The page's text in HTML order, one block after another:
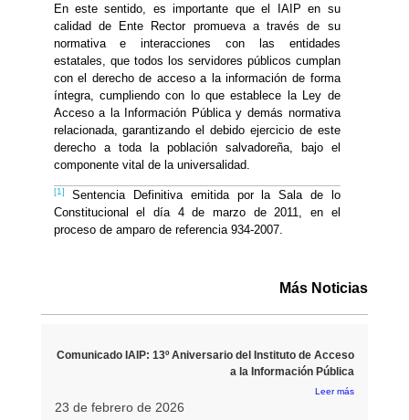
En este sentido, es importante que el IAIP en su
calidad de Ente Rector promueva a través de su
normativa e interacciones con las entidades
estatales, que todos los servidores públicos cumplan
con el derecho de acceso a la información de forma
íntegra, cumpliendo con lo que establece la Ley de
Acceso a la Información Pública y demás normativa
relacionada, garantizando el debido ejercicio de este
derecho a toda la población salvadoreña, bajo el
componente vital de la universalidad.
[1]
Sentencia Definitiva emitida por la Sala de lo
Constitucional el día 4 de marzo de 2011, en el
proceso de amparo de referencia 934-2007.
Más Noticias
Comunicado IAIP: 13º Aniversario del Instituto de Acceso
a la Información Pública
Leer más
23 de febrero de 2026